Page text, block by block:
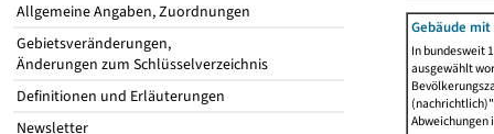
Allgemeine Angaben, Zuordnungen
Gebietsveränderungen,
Änderungen zum Schlüsselverzeichnis
Definitionen und Erläuterungen
Newsletter
Gebäude
In bundesweit
ausgewählt
Abweichungen